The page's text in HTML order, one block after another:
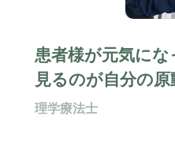
患者様が元気にな
見るのが自分の原
理学療法士